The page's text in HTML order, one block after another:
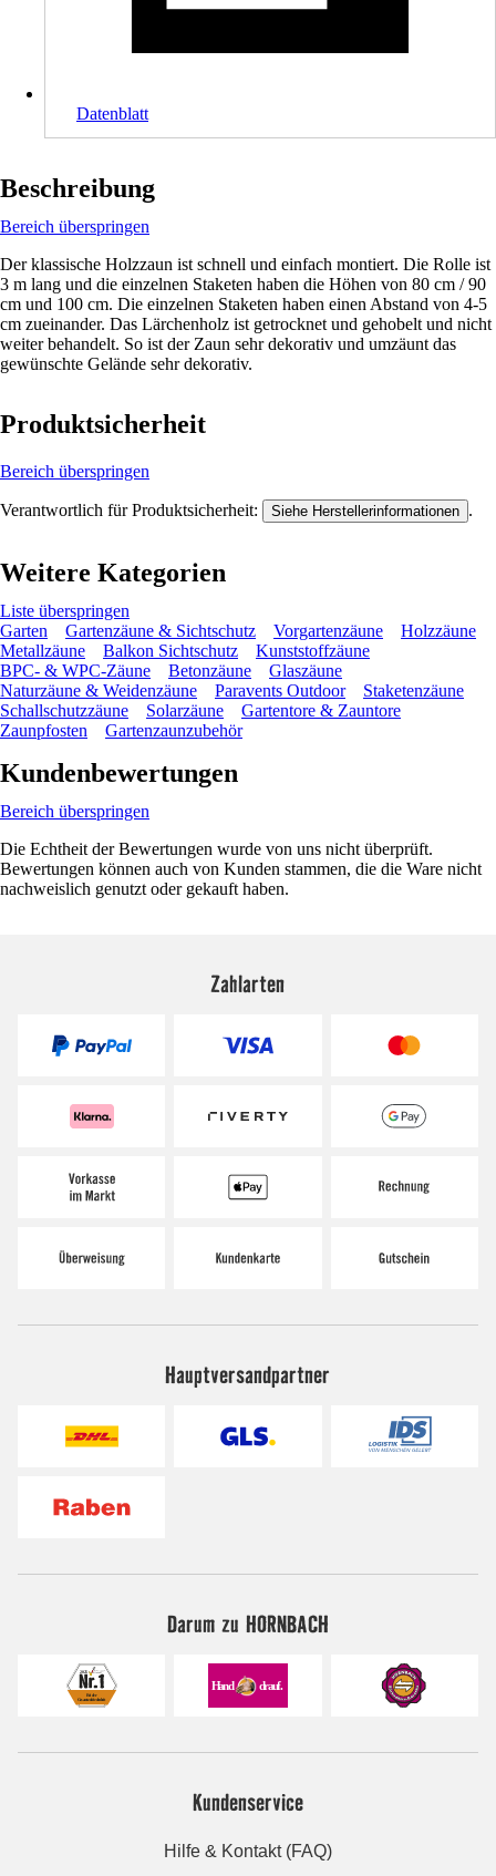
Datenblatt
Beschreibung
Bereich überspringen
Der klassische Holzzaun ist schnell und einfach montiert. Die Rolle ist
3 m lang und die einzelnen Staketen haben die Höhen von 80 cm / 90
cm und 100 cm. Die einzelnen Staketen haben einen Abstand von 4-5
cm zueinander. Das Lärchenholz ist getrocknet und gehobelt und nicht
weiter behandelt. So ist der Zaun sehr dekorativ und umzäunt das
gewünschte Gelände sehr dekorativ.
Produktsicherheit
Bereich überspringen
Verantwortlich für Produktsicherheit: Siehe Herstellerinformationen .
Weitere Kategorien
Liste überspringen
Garten
Gartenzäune & Sichtschutz Vorgartenzäune
Holzzäune
Metallzäune
Balkon Sichtschutz
Kunststoffzäune
BPC- & WPC-Zäune
Betonzäune
Glaszäune
Naturzäune & Weidenzäune
Paravents Outdoor
Staketenzäune
Schallschutzzäune
Solarzäune
Gartentore & Zauntore
Zaunpfosten
Gartenzaunzubehör
Kundenbewertungen
Bereich überspringen
Die Echtheit der Bewertungen wurde von uns nicht überprüft.
Bewertungen können auch von Kunden stammen, die die Ware nicht
nachweislich genutzt oder gekauft haben.
Zahlarten
Hauptversandpartner
Darum zu HORNBACH
Kundenservice
Hilfe & Kontakt (FAQ)